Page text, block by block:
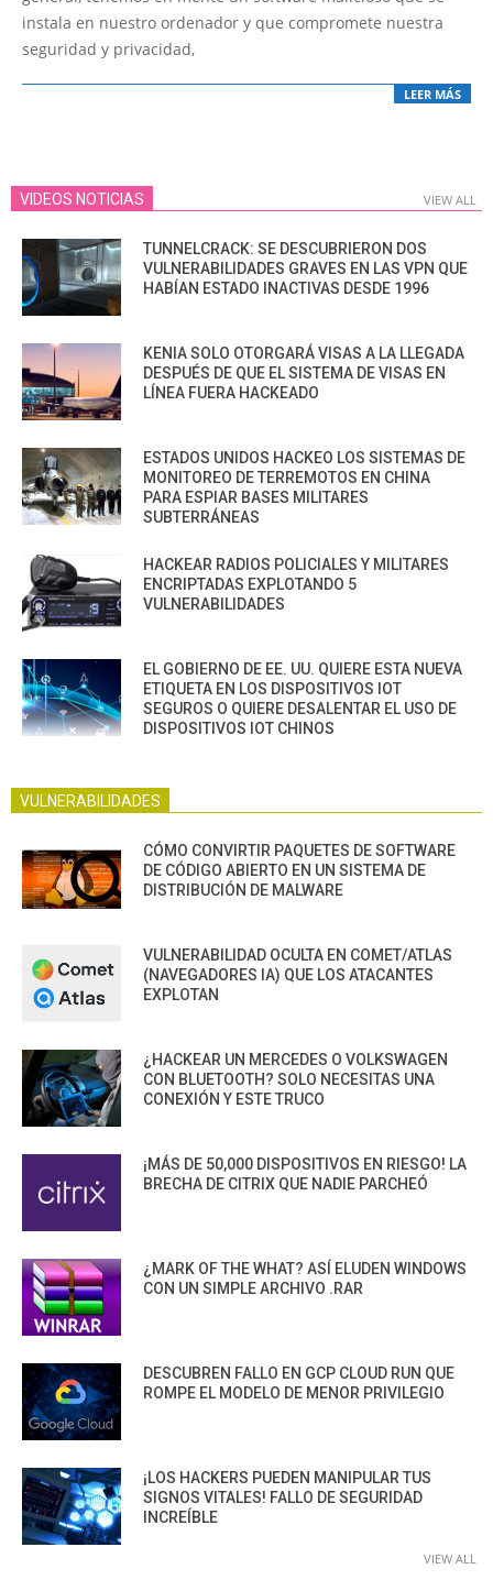
instala en nuestro ordenador y que compromete nuestra
seguridad y privacidad,
LEER MÁS
VIDEOS NOTICIAS VIEW ALL
TUNNELCRACK: SE DESCUBRIERON DOS
VULNERABILIDADES GRAVES EN LAS VPN QUE
HABÍAN ESTADO INACTIVAS DESDE 1996
KENIA SOLO OTORGARÁ VISAS A LA LLEGADA
DESPUÉS DE QUE EL SISTEMA DE VISAS EN
LÍNEA FUERA HACKEADO
ESTADOS UNIDOS HACKEO LOS SISTEMAS DE
MONITOREO DE TERREMOTOS EN CHINA
PARA ESPIAR BASES MILITARES
SUBTERRÁNEAS
HACKEAR RADIOS POLICIALES Y MILITARES
ENCRIPTADAS EXPLOTANDO 5
VULNERABILIDADES
EL GOBIERNO DE EE. UU. QUIERE ESTA NUEVA
ETIQUETA EN LOS DISPOSITIVOS IOT
SEGUROS O QUIERE DESALENTAR EL USO DE
DISPOSITIVOS IOT CHINOS
VULNERABILIDADES
CÓMO CONVIRTIR PAQUETES DE SOFTWARE
DE CÓDIGO ABIERTO EN UN SISTEMA DE
DISTRIBUCIÓN DE MALWARE
VULNERABILIDAD OCULTA EN COMET/ATLAS
(NAVEGADORES IA) QUE LOS ATACANTES
EXPLOTAN
¿HACKEAR UN MERCEDES O VOLKSWAGEN
CON BLUETOOTH? SOLO NECESITAS UNA
CONEXIÓN Y ESTE TRUCO
¡MÁS DE 50,000 DISPOSITIVOS EN RIESGO! LA
BRECHA DE CITRIX QUE NADIE PARCHEÓ
¿MARK OF THE WHAT? ASÍ ELUDEN WINDOWS
CON UN SIMPLE ARCHIVO .RAR
DESCUBREN FALLO EN GCP CLOUD RUN QUE
ROMPE EL MODELO DE MENOR PRIVILEGIO
¡LOS HACKERS PUEDEN MANIPULAR TUS
SIGNOS VITALES! FALLO DE SEGURIDAD
INCREÍBLE
VIEW ALL